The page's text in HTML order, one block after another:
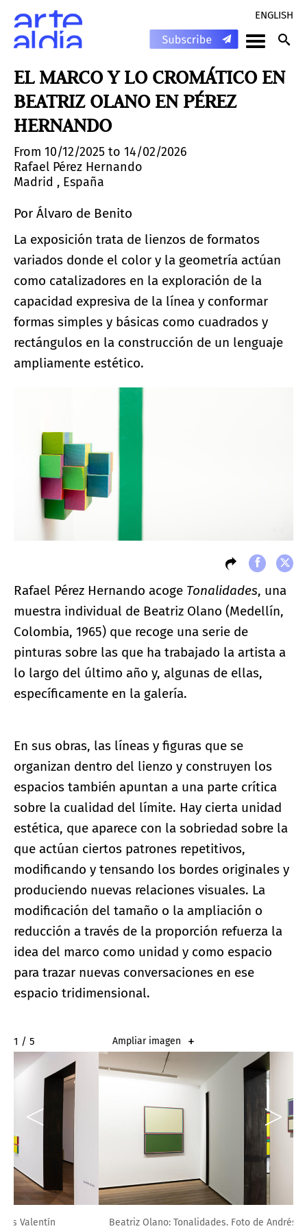
ENGLISH
EL MARCO Y LO CROMÁTICO EN
BEATRIZ OLANO EN PÉREZ
HERNANDO
From 10/12/2025 to 14/02/2026
Rafael Pérez Hernando
Madrid , España
Por Álvaro de Benito
La exposición trata de lienzos de formatos
variados donde el color y la geometría actúan
como catalizadores en la exploración de la
capacidad expresiva de la línea y conformar
formas simples y básicas como cuadrados y
rectángulos en la construcción de un lenguaje
ampliamente estético.
Rafael Pérez Hernando acoge Tonalidades, una
muestra individual de Beatriz Olano (Medellín,
Colombia, 1965) que recoge una serie de
pinturas sobre las que ha trabajado la artista a
lo largo del último año y, algunas de ellas,
específicamente en la galería.
En sus obras, las líneas y figuras que se
organizan dentro del lienzo y construyen los
espacios también apuntan a una parte crítica
sobre la cualidad del límite. Hay cierta unidad
estética, que aparece con la sobriedad sobre la
que actúan ciertos patrones repetitivos,
modificando y tensando los bordes originales y
produciendo nuevas relaciones visuales. La
modificación del tamaño o la ampliación o
reducción a través de la proporción refuerza la
idea del marco como unidad y como espacio
para trazar nuevas conversaciones en ese
espacio tridimensional.
2 / 5 Ampliar imagen
Beatriz Olano: Tonalidades. Foto de Andrés Valentín